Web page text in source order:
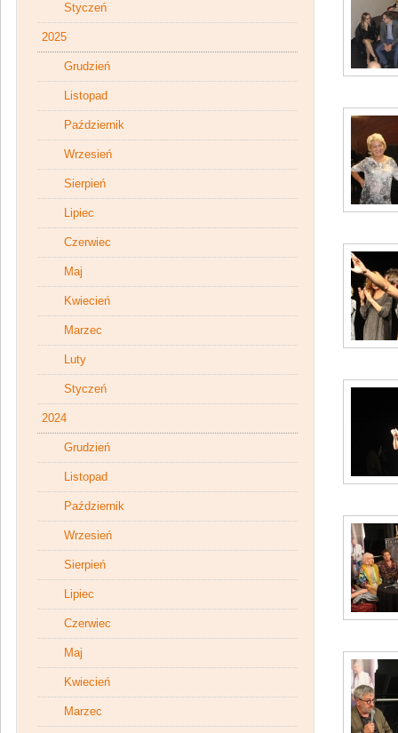
Styczeń
2025
Grudzień
Listopad
Październik
Wrzesień
Sierpień
Lipiec
Czerwiec
Maj
Kwiecień
Marzec
Luty
Styczeń
2024
Grudzień
Listopad
Październik
Wrzesień
Sierpień
Lipiec
Czerwiec
Maj
Kwiecień
Marzec